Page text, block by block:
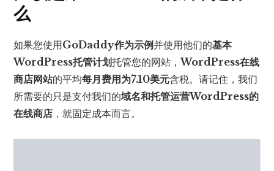
么
如果您使用GoDaddy作为示例并使用他们的基本
WordPress托管计划托管您的网站，WordPress在线
商店网站的平均每月费用为7.10美元含税。请记住，我们
所需要的只是支付我们的域名和托管运营WordPress的
在线商店 ，就固定成本而言。